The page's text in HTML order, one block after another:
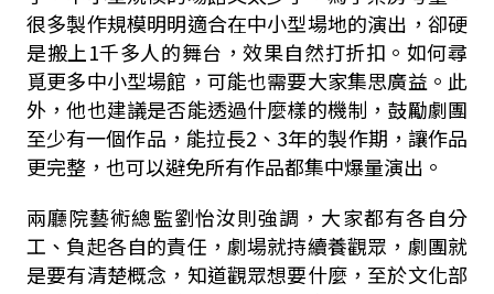
很多製作規模明明適合在中小型場地的演出，卻硬
是搬上1千多人的舞台，效果自然打折扣。如何尋
覓更多中小型場館，可能也需要大家集思廣益。此
外，他也建議是否能透過什麼樣的機制，鼓勵劇團
至少有一個作品，能拉長2、3年的製作期，讓作品
更完整，也可以避免所有作品都集中爆量演出。
兩廳院藝術總監劉怡汝則強調，大家都有各自分
工、負起各自的責任，劇場就持續養觀眾，劇團就
是要有清楚概念，知道觀眾想要什麼，至於文化部